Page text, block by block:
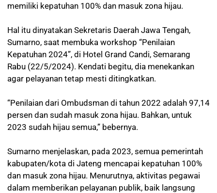
memiliki kepatuhan 100% dan masuk zona hijau.
Hal itu dinyatakan Sekretaris Daerah Jawa Tengah,
Sumarno, saat membuka workshop “Penilaian
Kepatuhan 2024”, di Hotel Grand Candi, Semarang
Rabu (22/5/2024). Kendati begitu, dia menekankan
agar pelayanan tetap mesti ditingkatkan.
“Penilaian dari Ombudsman di tahun 2022 adalah 97,14
persen dan sudah masuk zona hijau. Bahkan, untuk
2023 sudah hijau semua,” bebernya.
Sumarno menjelaskan, pada 2023, semua pemerintah
kabupaten/kota di Jateng mencapai kepatuhan 100%
dan masuk zona hijau. Menurutnya, aktivitas pegawai
dalam memberikan pelayanan publik, baik langsung